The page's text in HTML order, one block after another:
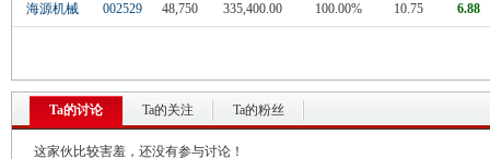
海源机械 002529 48,750 335,400.00 100.00% 10.75 6.88
Ta的讨论 Ta的关注 Ta的粉丝
这家伙比较害羞，还没有参与讨论！